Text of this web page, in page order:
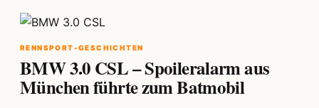
RENNSPORT-GESCHICHTEN
BMW 3.0 CSL – Spoileralarm aus
München führte zum Batmobil